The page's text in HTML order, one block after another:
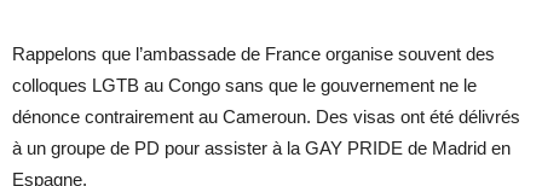
Rappelons que l’ambassade de France organise souvent des
colloques LGTB au Congo sans que le gouvernement ne le
dénonce contrairement au Cameroun. Des visas ont été délivrés
à un groupe de PD pour assister à la GAY PRIDE de Madrid en
Espagne.